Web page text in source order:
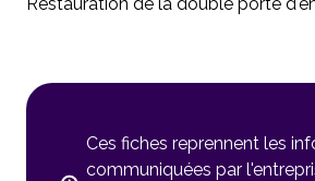
Ces fiches reprennent les
communiquées par